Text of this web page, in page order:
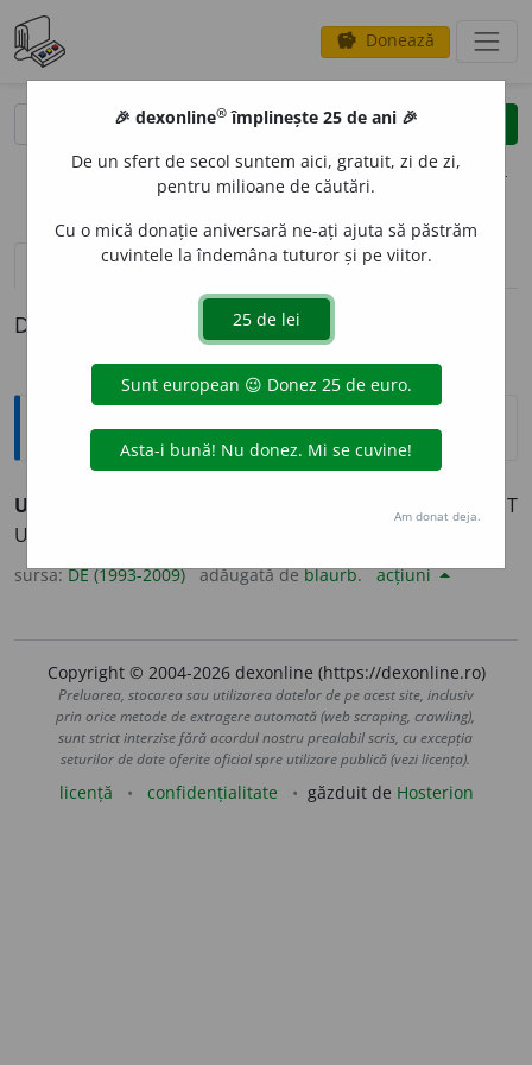
savings Donează
clear
opțiuni
definiții (1)
Definiția cu ID-ul 568158:
Enciclopedice
UTILE DULCI
OMNE TULIT PUNCTUM, QUI MISCUIT
UTILE DULCI
sursa:DE (1993-2009) adăugată deblaurb. acțiuni
Copyright © 2004-2026 dexonline (https://dexonline.ro)
Preluarea, stocarea sau utilizarea datelor de pe acest site, inclusiv
prin orice metode de extragere automată (web scraping, crawling),
sunt strict interzise fără acordul nostru prealabil scris, cu excepția
seturilor de date oferite oficial spre utilizare publică (vezi licența).
licență confidențialitate găzduit de Hosterion
🎉 dexonline® împlinește 25 de ani 🎉
De un sfert de secol suntem aici, gratuit, zi de zi,
pentru milioane de căutări.
Cu o mică donație aniversară ne-ați ajuta să păstrăm
cuvintele la îndemâna tuturor și pe viitor.
Am donat deja.